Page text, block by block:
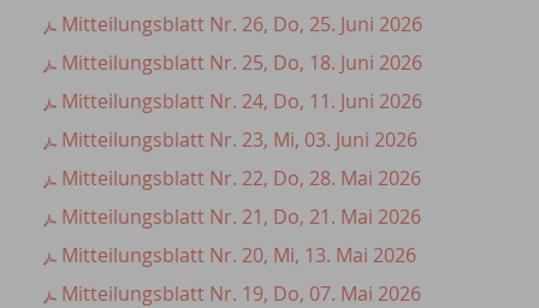
Mitteilungsblatt Nr. 26, Do, 25. Juni 2026
Mitteilungsblatt Nr. 25, Do, 18. Juni 2026
Mitteilungsblatt Nr. 24, Do, 11. Juni 2026
Mitteilungsblatt Nr. 23, Mi, 03. Juni 2026
Mitteilungsblatt Nr. 22, Do, 28. Mai 2026
Mitteilungsblatt Nr. 21, Do, 21. Mai 2026
Mitteilungsblatt Nr. 20, Mi, 13. Mai 2026
Mitteilungsblatt Nr. 19, Do, 07. Mai 2026